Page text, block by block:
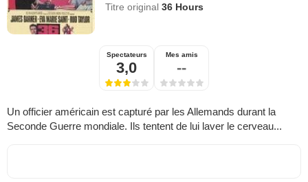
Titre original36 Hours
Spectateurs
3,0
Mes amis
--
Un officier américain est capturé par les Allemands durant la
Seconde Guerre mondiale. Ils tentent de lui laver le cerveau...